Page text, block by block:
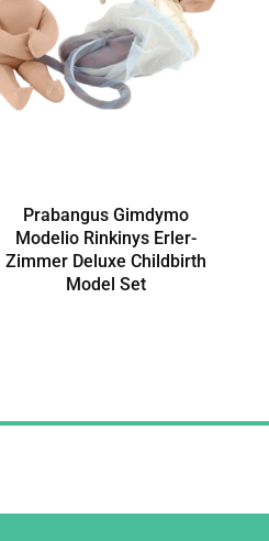
Prabangus Gimdymo
Modelio Rinkinys Erler-
Zimmer Deluxe Childbirth
Model Set